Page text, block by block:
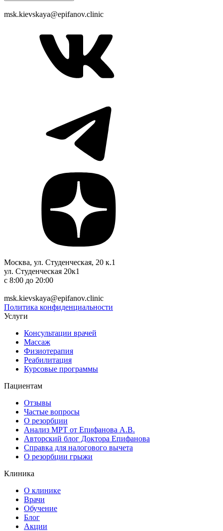
msk.kievskaya@epifanov.clinic
Москва, ул. Студенческая, 20 к.1
ул. Студенческая 20к1
c 8:00 до 20:00
msk.kievskaya@epifanov.clinic
Политика конфиденциальности
Услуги
Консультации врачей
Массаж
Физиотерапия
Реабилитация
Курсовые программы
Пациентам
Отзывы
Частые вопросы
О резорбции
Анализ МРТ от Епифанова А.В.
Авторский блог Доктора Епифанова
Справка для налогового вычета
О резорбции грыжи
Клиника
О клинике
Врачи
Обучение
Блог
Акции